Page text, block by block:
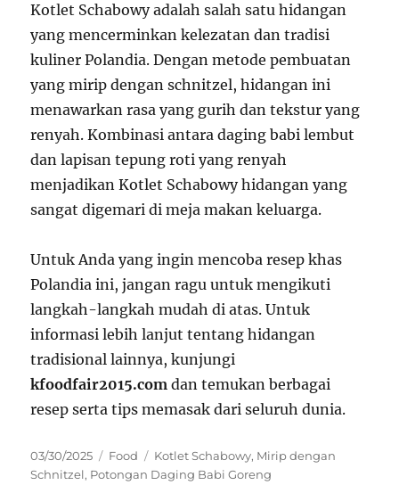
Kotlet Schabowy adalah salah satu hidangan
yang mencerminkan kelezatan dan tradisi
kuliner Polandia. Dengan metode pembuatan
yang mirip dengan schnitzel, hidangan ini
menawarkan rasa yang gurih dan tekstur yang
renyah. Kombinasi antara daging babi lembut
dan lapisan tepung roti yang renyah
menjadikan Kotlet Schabowy hidangan yang
sangat digemari di meja makan keluarga.
Untuk Anda yang ingin mencoba resep khas
Polandia ini, jangan ragu untuk mengikuti
langkah-langkah mudah di atas. Untuk
informasi lebih lanjut tentang hidangan
tradisional lainnya, kunjungi
kfoodfair2015.com dan temukan berbagai
resep serta tips memasak dari seluruh dunia.
Posted
on
03/30/2025 Categories
Food Tags
Kotlet Schabowy, Mirip dengan
Schnitzel, Potongan Daging Babi Goreng